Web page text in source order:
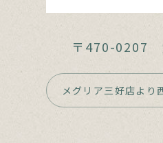
〒470-0207
メグリア三好店より